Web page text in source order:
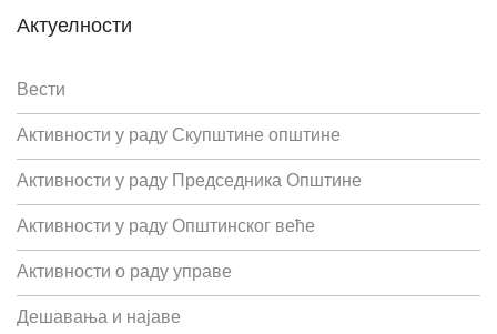
Актуелности
Вести
Активности у раду Скупштине општине
Активности у раду Председника Општине
Активности у раду Општинског веће
Активности о раду управе
Дешавања и најаве